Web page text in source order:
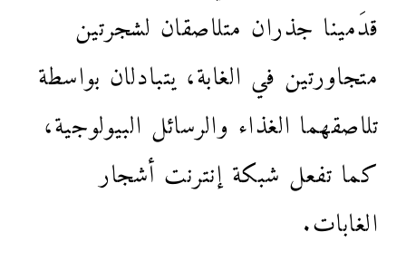
قدَمينا جذران متلاصقان لشجرتين
متجاورتين في الغابة، يتبادلان بواسطة
تلاصقهما الغذاء والرسائل البيولوجية،
كما تفعل شبكة إنترنت أشجار
الغابات.